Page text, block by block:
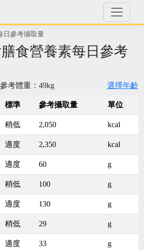
日參考攝取量
食營養素每日參考
考體重：49kg 選擇年齡
標準 參考攝取量 單位
稍低 2,050 kcal
適度 2,350 kcal
適度 60 g
稍低 100 g
適度 130 g
稍低 29 g
適度 33 g